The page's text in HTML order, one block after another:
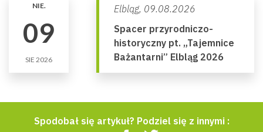
NIE.
09
SIE 2026
Elbląg, 09.08.2026
Spacer przyrodniczo-
historyczny pt. „Tajemnice
Bażantarni” Elbląg 2026
Spodobał się artykuł? Podziel się z innymi :